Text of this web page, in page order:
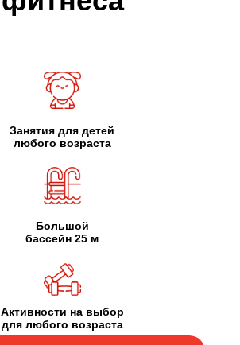
Занятия для детей
любого возраста
Активности на выбор
для любого возраста
Большой
бассейн 25 м